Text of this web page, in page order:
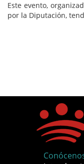
Este evento,
por la Diputación,